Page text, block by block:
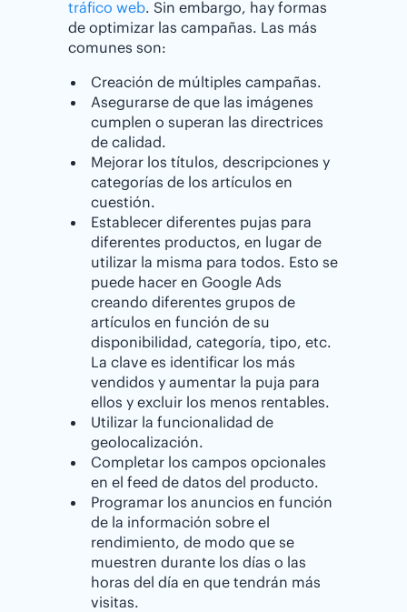
tráfico web. Sin embargo, hay formas
de optimizar las campañas. Las más
comunes son:
Creación de múltiples campañas.
Asegurarse de que las imágenes
cumplen o superan las directrices
de calidad.
Mejorar los títulos, descripciones y
categorías de los artículos en
cuestión.
Establecer diferentes pujas para
diferentes productos, en lugar de
utilizar la misma para todos. Esto se
puede hacer en Google Ads
creando diferentes grupos de
artículos en función de su
disponibilidad, categoría, tipo, etc.
La clave es identificar los más
vendidos y aumentar la puja para
ellos y excluir los menos rentables.
Utilizar la funcionalidad de
geolocalización.
Completar los campos opcionales
en el feed de datos del producto.
Programar los anuncios en función
de la información sobre el
rendimiento, de modo que se
muestren durante los días o las
horas del día en que tendrán más
visitas.